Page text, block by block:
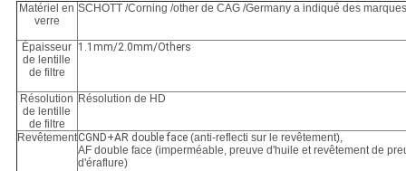
Matériel en
verre
SCHOTT /Corning /other de CAG /Germany a indiqué des marques
Épaisseur
de lentille
de filtre
1.1mm/2.0mm/Others
Résolution
de lentille
de filtre
Résolution de HD
RevêtementCGND+AR double face (anti-reflecti sur le revêtement),
AF double face (imperméable, preuve d'huile et revêtement de
d'éraflure)